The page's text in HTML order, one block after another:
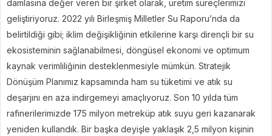
damlasına değer veren bir şirket olarak, üretim süreçlerimizi
geliştiriyoruz. 2022 yılı Birleşmiş Milletler Su Raporu’nda da
belirtildiği gibi; iklim değişikliğinin etkilerine karşı dirençli bir su
ekosisteminin sağlanabilmesi, döngüsel ekonomi ve optimum
kaynak verimliliğinin desteklenmesiyle mümkün. Stratejik
Dönüşüm Planımız kapsamında ham su tüketimi ve atık su
deşarjını en aza indirgemeyi amaçlıyoruz. Son 10 yılda tüm
rafinerilerimizde 175 milyon metreküp atık suyu geri kazanarak
yeniden kullandık. Bir başka deyişle yaklaşık 2,5 milyon kişinin